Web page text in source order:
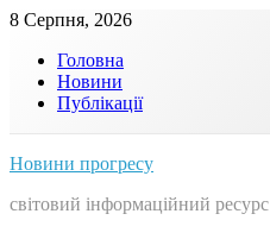
Skip
content
8 Серпня, 2026
Головна
Новини
Публікації
Новини прогресу
світовий інформаційний ресурс